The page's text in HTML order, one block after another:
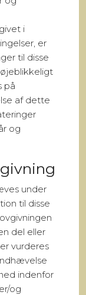
i
er
til disse
på
af dette
og
under
til disse
del eller
vurderes
indenfor
og